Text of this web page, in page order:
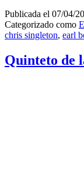
Publicada el 07/04/
Categorizado como
chris singleton, earl
Quinteto de